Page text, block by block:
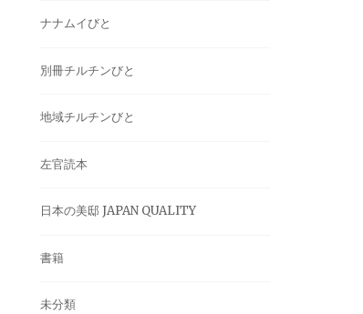
ナナムイびと
別冊チルチンびと
地域チルチンびと
左官読本
日本の美邸 JAPAN QUALITY
書籍
未分類